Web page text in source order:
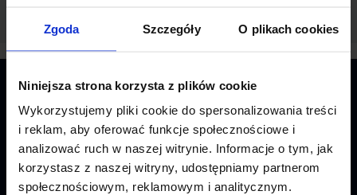
Zgoda Szczegóły O plikach cookies
Niniejsza strona korzysta z plików cookie
Wykorzystujemy pliki cookie do spersonalizowania treści
i reklam, aby oferować funkcje społecznościowe i
analizować ruch w naszej witrynie. Informacje o tym, jak
korzystasz z naszej witryny, udostępniamy partnerom
społecznościowym, reklamowym i analitycznym.
O NAS
Regulamin
Polityka prywatności